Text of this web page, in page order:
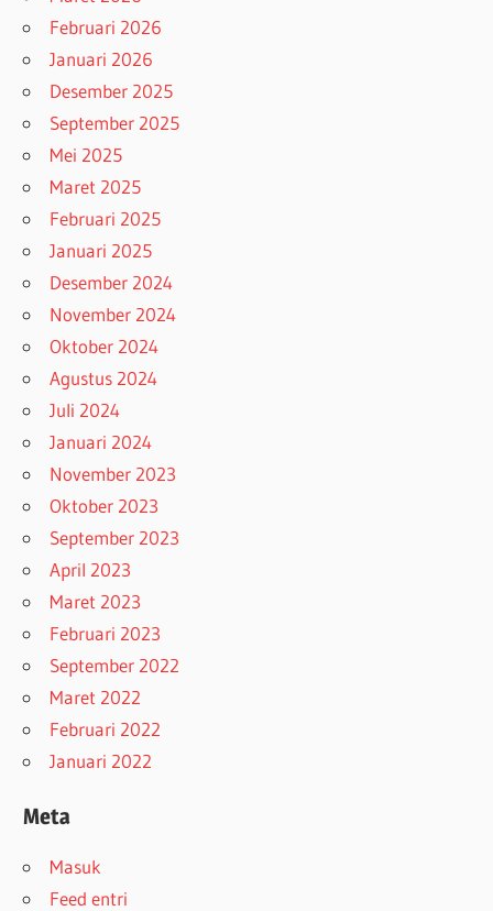
Februari 2026
Januari 2026
Desember 2025
September 2025
Mei 2025
Maret 2025
Februari 2025
Januari 2025
Desember 2024
November 2024
Oktober 2024
Agustus 2024
Juli 2024
Januari 2024
November 2023
Oktober 2023
September 2023
April 2023
Maret 2023
Februari 2023
September 2022
Maret 2022
Februari 2022
Januari 2022
Meta
Masuk
Feed entri